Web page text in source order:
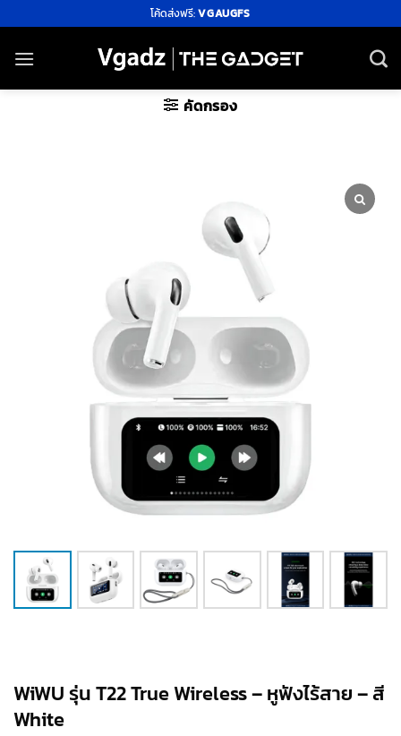
ไป
ยัง
โค้ดส่งฟรี:VGAUGFS
คัดกรอง
WiWU รุ่น T22 True Wireless – หูฟังไร้สาย – สี
White